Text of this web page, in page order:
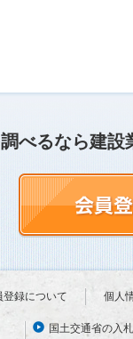
べるなら建設
登録について 個人
国土交通省の入